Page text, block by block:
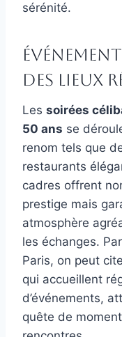
sérénité.
des lieux
Les soirées
50 ans se
renom tels que
restaurants
cadres offrent
prestige mais
atmosphère
les échanges.
Paris, on peut
qui accueillent
d’événements,
quête de